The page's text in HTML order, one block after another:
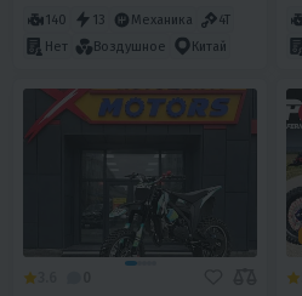
140 13 Механика
4T
Нет
Воздушное Китай